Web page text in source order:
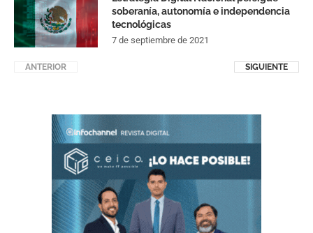
soberanía, autonomía e independencia
tecnológicas
7 de septiembre de 2021
ANTERIOR SIGUIENTE